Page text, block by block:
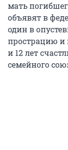
мать
объявят в
один в
прострацию и
и 12 лет
семейного